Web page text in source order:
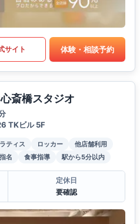
サイト 体験・相談予約
斎橋スタジオ
TKビル 5F
ティス ロッカー
他店舗利用
名 食事指導 駅から5分以内
定休日
要確認